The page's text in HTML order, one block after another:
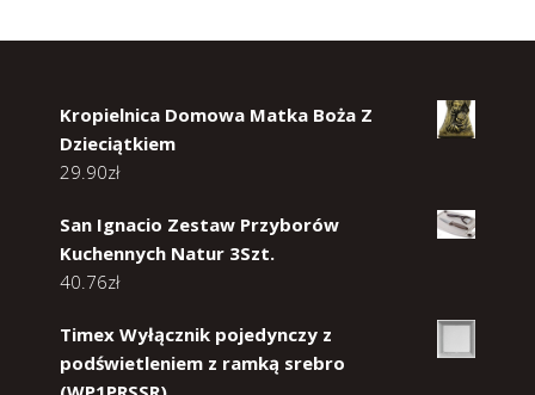
Kropielnica Domowa Matka Boża Z
Dzieciątkiem
29.90zł
San Ignacio Zestaw Przyborów
Kuchennych Natur 3Szt.
40.76zł
Timex Wyłącznik pojedynczy z
podświetleniem z ramką srebro